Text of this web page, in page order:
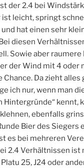
der 2.4 bei
ist leicht, springt
hat einen sehr
diesen
Sowie aber raumere
der Wind mit 4 oder
Chance. Da zieht alles
ich nur, wenn man
Hintergründe“ kennt,
ebenfalls
Bier des Siegers
es bei mehreren
2.4 Verhältnissen ist
25, J24 oder